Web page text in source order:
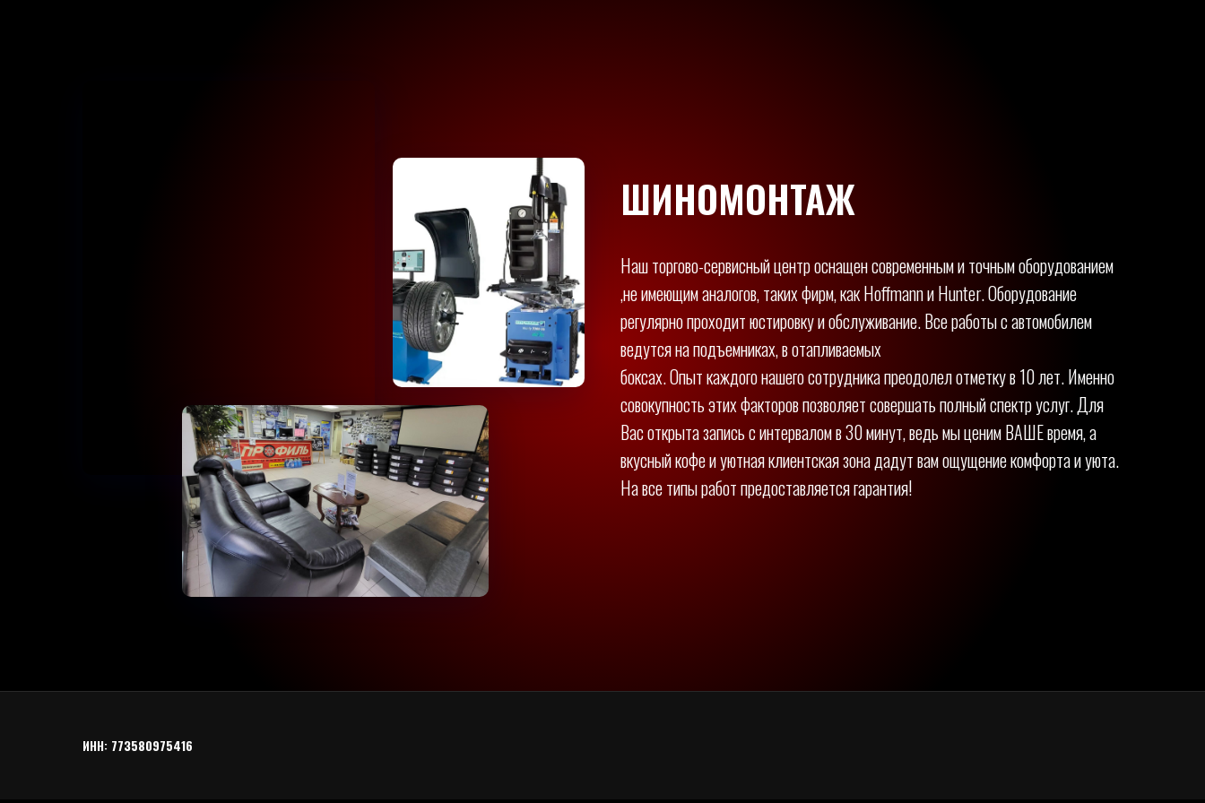
ШИНОМОНТАЖ
Наш торгово-сервисный центр оснащен современным и точным оборудованием
,не имеющим аналогов, таких фирм, как Hoffmann и Hunter. Оборудование
регулярно проходит юстировку и обслуживание. Все работы с автомобилем
ведутся на подъемниках, в отапливаемых
боксах. Опыт каждого нашего сотрудника преодолел отметку в 10 лет. Именно
совокупность этих факторов позволяет совершать полный спектр услуг. Для
Вас открыта запись с интервалом в 30 минут, ведь мы ценим ВАШЕ время, а
вкусный кофе и уютная клиентская зона дадут вам ощущение комфорта и уюта.
На все типы работ предоставляется гарантия!
ИНН: 773580975416